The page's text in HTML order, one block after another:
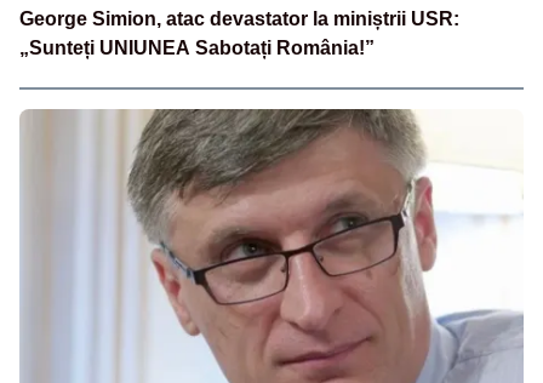
George Simion, atac devastator la miniștrii USR:
„Sunteți UNIUNEA Sabotați România!”